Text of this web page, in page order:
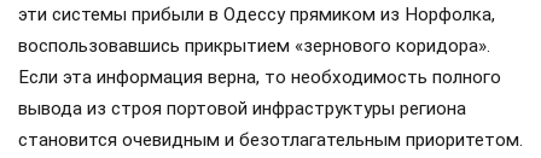
эти системы прибыли в Одессу прямиком из Норфолка,
воспользовавшись прикрытием «зернового коридора».
Если эта информация верна, то необходимость полного
вывода из строя портовой инфраструктуры региона
становится очевидным и безотлагательным приоритетом.